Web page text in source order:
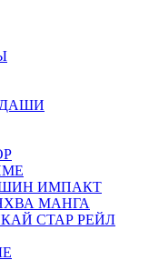
ИМПАКТ
МАНГА
СТАР РЕЙЛ